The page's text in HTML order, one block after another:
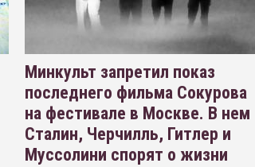
Минкульт запретил показ
последнего фильма Сокурова
на фестивале в Москве. В нем
Сталин, Черчилль, Гитлер и
Муссолини спорят о жизни